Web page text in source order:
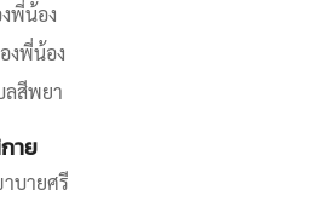
พี่น้อง
งพี่น้อง
ลสีพยา
าย
บายศรี